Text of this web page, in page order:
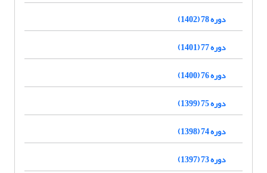
دوره 78 (1402)
دوره 77 (1401)
دوره 76 (1400)
دوره 75 (1399)
دوره 74 (1398)
دوره 73 (1397)